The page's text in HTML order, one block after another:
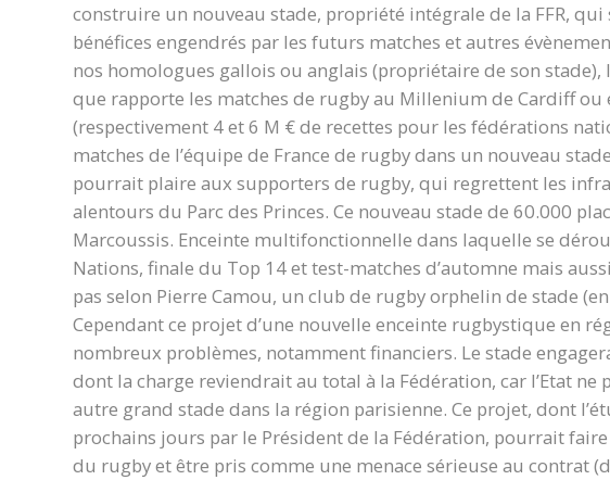
construire un nouveau stade, propriété intégrale de la FFR,
bénéfices engendrés par les futurs matches et autres
nos homologues gallois ou anglais (propriétaire de son stade),
que rapporte les matches de rugby au Millenium de Cardiff ou
(respectivement 4 et 6 M € de recettes pour les fédérations
matches de l’équipe de France de rugby dans un nouveau
pourrait plaire aux supporters de rugby, qui regrettent les
alentours du Parc des Princes. Ce nouveau stade de 60.000
Marcoussis. Enceinte multifonctionnelle dans laquelle se
Nations, finale du Top 14 et test-matches d’automne mais
pas selon Pierre Camou, un club de rugby orphelin de stade
Cependant ce projet d’une nouvelle enceinte rugbystique en
nombreux problèmes, notamment financiers. Le stade
dont la charge reviendrait au total à la Fédération, car l’Etat
autre grand stade dans la région parisienne. Ce projet, dont
prochains jours par le Président de la Fédération, pourrait
du rugby et être pris comme une menace sérieuse au contrat